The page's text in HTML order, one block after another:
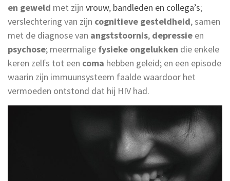
en geweld met zijn vrouw, bandleden en collega’s;
verslechtering van zijn cognitieve gesteldheid, samen
met de diagnose van angststoornis, depressie en
psychose; meermalige fysieke ongelukken die enkele
keren zelfs tot een coma hebben geleid; en een episode
waarin zijn immuunsysteem faalde waardoor het
vermoeden ontstond dat hij HIV had.